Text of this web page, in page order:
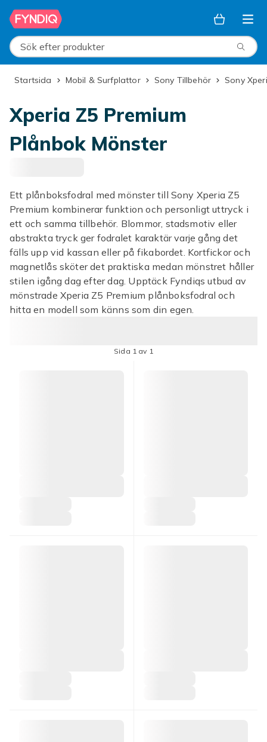
Hoppa till huvudinnehållet
Sök efter produkter
Startsida Mobil & Surfplattor Sony Tillbehör Sony
Xperia Z5 Premium
Plånbok Mönster
Ett plånboksfodral med mönster till Sony Xperia Z5
Premium kombinerar funktion och personligt uttryck i
ett och samma tillbehör. Blommor, stadsmotiv eller
abstrakta tryck ger fodralet karaktär varje gång det
fälls upp vid kassan eller på fikabordet. Kortfickor och
magnetlås sköter det praktiska medan mönstret håller
stilen igång dag efter dag. Upptäck Fyndiqs utbud av
mönstrade Xperia Z5 Premium plånboksfodral och
hitta en modell som känns som din egen.
Sida 1 av 1